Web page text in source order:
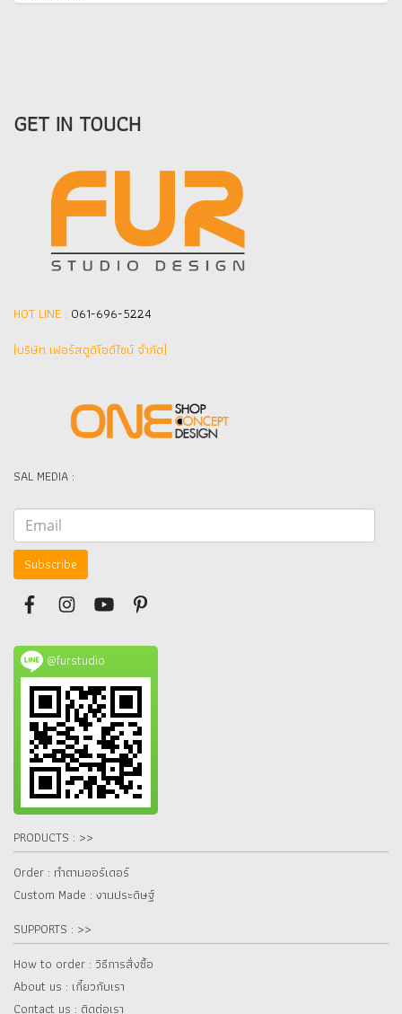
GET IN TOUCH
HOT LINE : 061-696-5224
(บริษัท เฟอร์สตูดิโอดีไซน์ จำกัด]
SAL MEDIA :
Subscribe
@furstudio
PRODUCTS : >>
Order : ทำตามออร์เดอร์
Custom Made : งานประดิษฐ์
SUPPORTS : >>
How to order : วิธีการสั่งซื้อ
About us : เกี๋ยวกับเรา
Contact us : ติดต่อเรา